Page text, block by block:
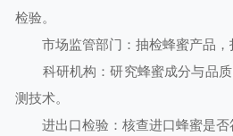
检验。
市场监管部门：抽检蜂蜜产品，
科研机构：研究蜂蜜成分与品质
测技术。
进出口检验：核查进口蜂蜜是否